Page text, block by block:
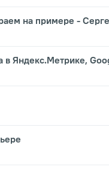
на примере -
в Яндекс.Метрике,